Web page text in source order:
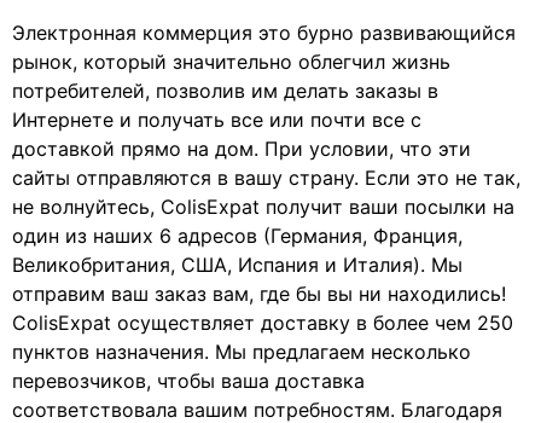
Электронная коммерция это бурно развивающийся
рынок, который значительно облегчил жизнь
потребителей, позволив им делать заказы в
Интернете и получать все или почти все с
доставкой прямо на дом. При условии, что эти
сайты отправляются в вашу страну. Если это не так,
не волнуйтесь, ColisExpat получит ваши посылки на
один из наших 6 адресов (Германия, Франция,
Великобритания, США, Испания и Италия). Мы
отправим ваш заказ вам, где бы вы ни находились!
ColisExpat осуществляет доставку в более чем 250
пунктов назначения. Мы предлагаем несколько
перевозчиков, чтобы ваша доставка
соответствовала вашим потребностям. Благодаря